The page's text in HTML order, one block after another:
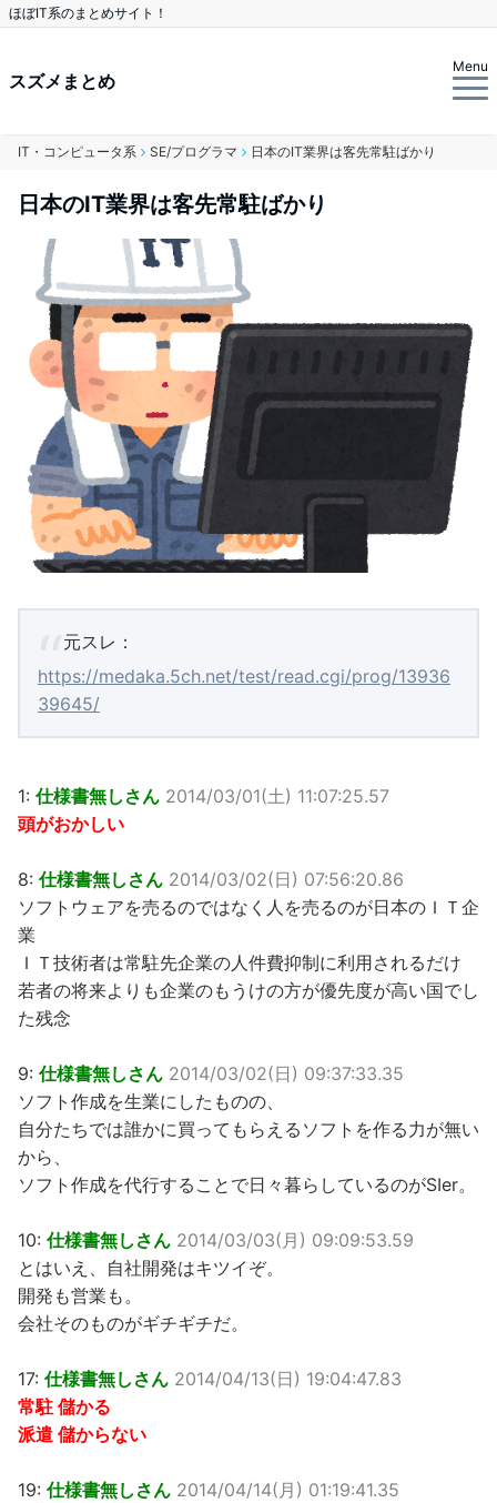
ほぼIT系のまとめサイト！
スズメまとめ
Menu
IT・コンピュータ系 SE/プログラマ 日本のIT業界は客先常駐ばかり
日本のIT業界は客先常駐ばかり
元スレ：
https://medaka.5ch.net/test/read.cgi/prog/13936
39645/
1: 仕様書無しさん 2014/03/01(土) 11:07:25.57
頭がおかしい
8: 仕様書無しさん 2014/03/02(日) 07:56:20.86
ソフトウェアを売るのではなく人を売るのが日本のＩＴ企
業
ＩＴ技術者は常駐先企業の人件費抑制に利用されるだけ
若者の将来よりも企業のもうけの方が優先度が高い国でし
た残念
9: 仕様書無しさん 2014/03/02(日) 09:37:33.35
ソフト作成を生業にしたものの、
自分たちでは誰かに買ってもらえるソフトを作る力が無い
から、
ソフト作成を代行することで日々暮らしているのがSIer。
10: 仕様書無しさん 2014/03/03(月) 09:09:53.59
とはいえ、自社開発はキツイぞ。
開発も営業も。
会社そのものがギチギチだ。
17: 仕様書無しさん 2014/04/13(日) 19:04:47.83
常駐 儲かる
派遣 儲からない
19: 仕様書無しさん 2014/04/14(月) 01:19:41.35